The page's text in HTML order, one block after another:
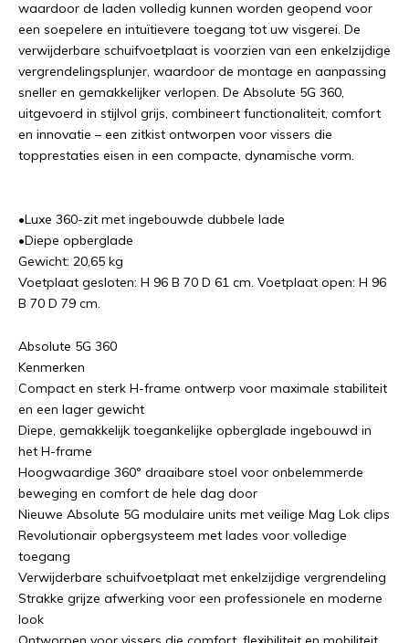
waardoor de laden volledig kunnen worden geopend voor
een soepelere en intuïtievere toegang tot uw visgerei. De
verwijderbare schuifvoetplaat is voorzien van een enkelzijdige
vergrendelingsplunjer, waardoor de montage en aanpassing
sneller en gemakkelijker verlopen. De Absolute 5G 360,
uitgevoerd in stijlvol grijs, combineert functionaliteit, comfort
en innovatie – een zitkist ontworpen voor vissers die
topprestaties eisen in een compacte, dynamische vorm.
•Luxe 360-zit met ingebouwde dubbele lade
•Diepe opberglade
Gewicht: 20,65 kg
Voetplaat gesloten: H 96 B 70 D 61 cm. Voetplaat open: H 96
B 70 D 79 cm.
Absolute 5G 360
Kenmerken
Compact en sterk H-frame ontwerp voor maximale stabiliteit
en een lager gewicht
Diepe, gemakkelijk toegankelijke opberglade ingebouwd in
het H-frame
Hoogwaardige 360° draaibare stoel voor onbelemmerde
beweging en comfort de hele dag door
Nieuwe Absolute 5G modulaire units met veilige Mag Lok clips
Revolutionair opbergsysteem met lades voor volledige
toegang
Verwijderbare schuifvoetplaat met enkelzijdige vergrendeling
Strakke grijze afwerking voor een professionele en moderne
look